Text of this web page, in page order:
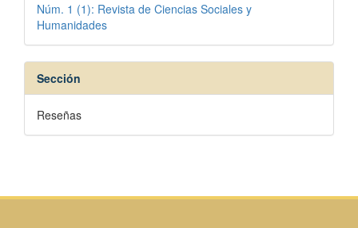
Núm. 1 (1): Revista de Ciencias Sociales y
Humanidades
Sección
Reseñas